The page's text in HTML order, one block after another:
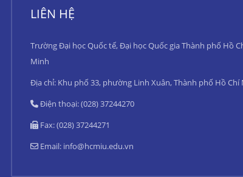
LIÊN HỆ
Trường Đại học Quốc tế, Đại học Quốc gia Thành phố Hồ
Minh
Địa chỉ: Khu phố 33, phường Linh Xuân, Thành phố Hồ Chí
Điện thoại: (028) 37244270
Fax: (028) 37244271
Email: info@hcmiu.edu.vn